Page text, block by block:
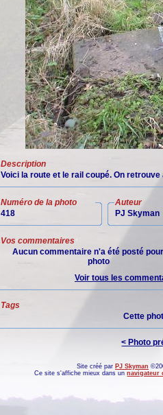
Description
Voici la route et le rail coupé. On
Numéro de la photo
418
Auteur
PJ Skyman
Vos commentaires
Aucun commentaire n'a été posté
photo
Voir tous les
Tags
Cette
< Photo
Site créé par PJ Skyman
Ce site s'affiche mieux dans unnavigateur